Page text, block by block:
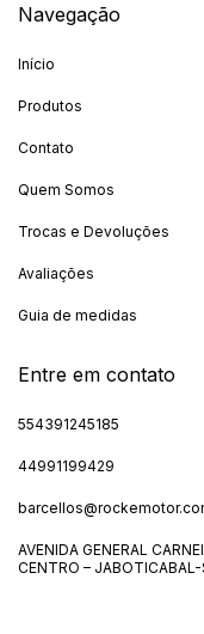
Navegação
Início
Produtos
Contato
Quem Somos
Trocas e Devoluções
Avaliações
Guia de medidas
Entre em contato
554391245185
44991199429
AVENIDA GENERAL
CENTRO –